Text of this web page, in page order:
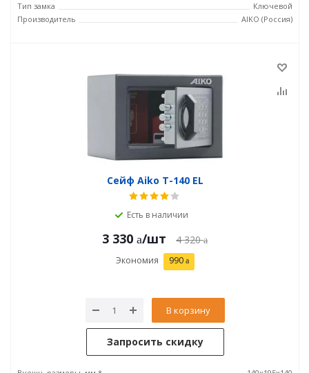
Тип замка
Ключевой
Производитель
AIKO (Россия)
Сейф Aiko T-140 EL
Есть в наличии
3 330 /шт 4 320
Экономия 990
В корзину
Запросить скидку